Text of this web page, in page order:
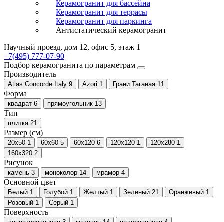
Керамогранит для бассейна
Керамогранит для террасы
Керамогранит для паркинга
Антистатический керамогранит
Научный проезд, дом 12, офис 5, этаж 1
+7(495) 777-07-90
Подбор керамогранита по параметрам
Производитель
Atlas Concorde Italy 9 Azori 1 Грани Таганая 11
Форма
квадрат 6 прямоугольник 13
Тип
плитка 21
Размер (см)
20x50 1 60x60 5 60x120 6 120x120 1 120х280 1
160x320 2
Рисунок
камень 3 моноколор 14 мрамор 4
Основной цвет
Белый 1 Голубой 1 Желтый 1 Зеленый 21 Оранжевый 1
Розовый 1 Серый 1
Поверхность